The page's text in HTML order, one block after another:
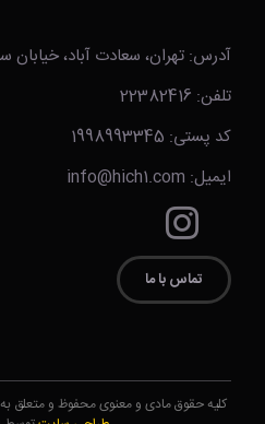
آدرس: تهران، سعادت آباد، خیابان
تلفن: 22382416
کد پستی: 1998993345
ایمیل: info@hich1.com
تماس با ما
کلیه حقوق مادی و معنوی محفوظ و